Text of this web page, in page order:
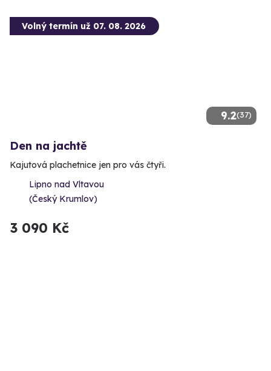
9.2(37)
Volný termín už 07. 08. 2026
Den na jachtě
Kajutová plachetnice jen pro vás čtyři.
Lipno nad Vltavou
(Český Krumlov)
3 090 Kč